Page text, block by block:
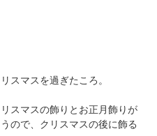
スマスを過ぎたころ。
スマスの飾りとお正月飾りが
ので、クリスマスの後に飾る